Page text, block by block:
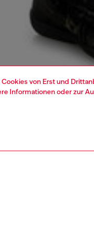
von Erst und
Informationen oder zur